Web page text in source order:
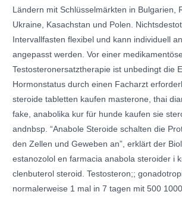
Ländern mit Schlüsselmärkten in Bulgarien,
Ukraine, Kasachstan und Polen.
Intervallfasten flexibel und kann individuell
angepasst werden. Vor einer
Testosteronersatztherapie ist unbedingt die
Hormonstatus durch einen Facharzt
steroide tabletten kaufen masterone, thai
fake, anabolika kur für hunde kaufen sie
andnbsp. “Anabole Steroide schalten die
den Zellen und Geweben an”, erklärt der
estanozolol en farmacia anabola steroider i
clenbuterol steroid. Testosteron;;
normalerweise 1 mal in 7 tagen mit 500